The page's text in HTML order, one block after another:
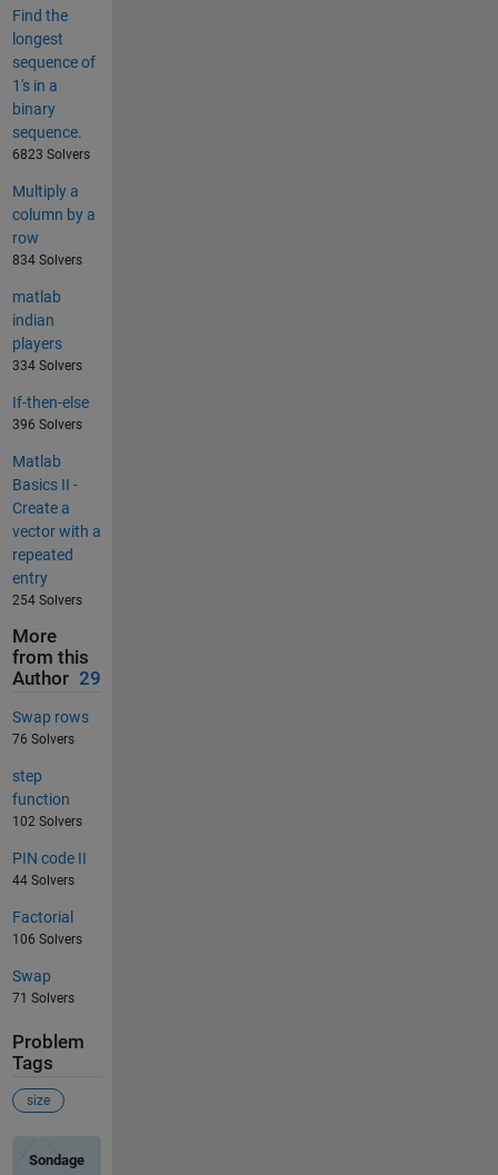
Find the
longest
sequence of
1's in a
binary
sequence.
6823 Solvers
Multiply a
column by a
row
834 Solvers
matlab
indian
players
334 Solvers
If-then-else
396 Solvers
Matlab
Basics II -
Create a
vector with a
repeated
entry
254 Solvers
More
from this
Author 29
Swap rows
76 Solvers
step
function
102 Solvers
PIN code II
44 Solvers
Factorial
106 Solvers
Swap
71 Solvers
Problem
Tags
size